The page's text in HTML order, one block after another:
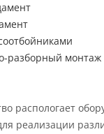
разборный монтаж
распологает
реализации